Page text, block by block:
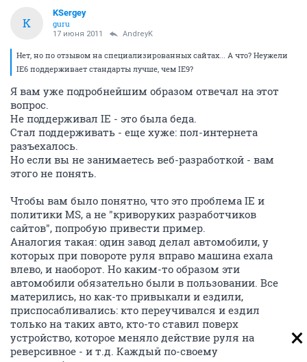
K
KSergey
guru
17 июня 2011 AndreyK
Нет, но по отзывом на специализированных сайтах... А что? Неужели
IE6 поддерживает стандарты лучше, чем IE9?
Я вам уже подробнейшим образом отвечал на этот
вопрос.
Не поддерживал IE - это была беда.
Стал поддерживать - еще хуже: пол-интернета
разъехалось.
Но если вы не занимаетесь веб-разработкой - вам
этого не понять.
Чтобы вам было понятно, что это проблема IE и
политики MS, а не "криворуких разработчиков
сайтов", попробую привести пример.
Аналогия такая: один завод делал автомобили, у
которых при повороте руля вправо машина ехала
влево, и наоборот. Но каким-то образом эти
автомобили обязательно были в пользовании. Все
матерились, но как-то привыкали и ездили,
приспосабливались: кто переучивался и ездил
только на таких авто, кто-то ставил поверх
устройство, которое меняло действие руля на
реверсивное - и т.д. Каждый по-своему